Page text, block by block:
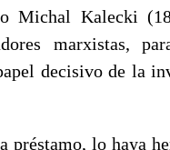
Michal Kalecki
marxistas,
decisivo de la
lo haya